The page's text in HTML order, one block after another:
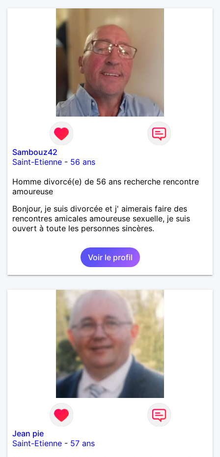
Sambouz42
Saint-Etienne - 56 ans
Homme divorcé(e) de 56 ans recherche rencontre
amoureuse
Bonjour, je suis divorcée et j' aimerais faire des
rencontres amicales amoureuse sexuelle, je suis
ouvert à toute les personnes sincères.
Voir le profil
Jean pie
Saint-Etienne - 57 ans